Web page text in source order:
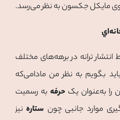
مایکل جکسون به نظر می‌رسد.
ترانه در برهه‌های مختلف
بگويم به نظر من مادامی‌که
را به‌عنوان یک حرفه به رسمیت
موارد جانبی چون ستاره نیز